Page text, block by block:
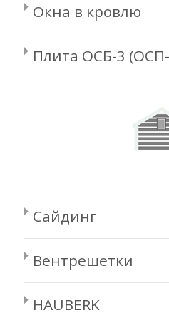
Окна в кровлю
Плита ОСБ-3
Сайдинг
Вентрешетки
HAUBERK